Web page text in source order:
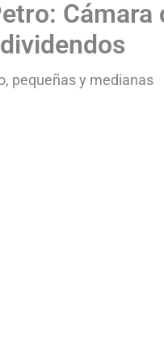
Cámara
pequeñas y medianas